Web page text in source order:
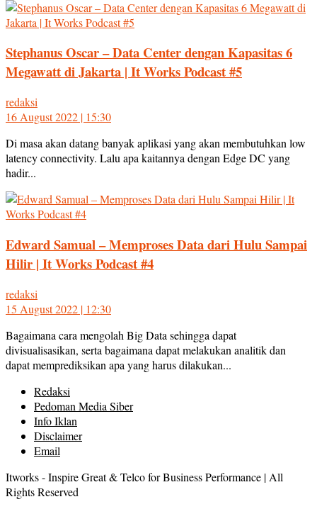
Stephanus Oscar – Data Center dengan Kapasitas 6
Megawatt di Jakarta | It Works Podcast #5
redaksi
16 August 2022 | 15:30
Di masa akan datang banyak aplikasi yang akan membutuhkan low
latency connectivity. Lalu apa kaitannya dengan Edge DC yang
hadir...
Edward Samual – Memproses Data dari Hulu Sampai
Hilir | It Works Podcast #4
redaksi
15 August 2022 | 12:30
Bagaimana cara mengolah Big Data sehingga dapat
divisualisasikan, serta bagaimana dapat melakukan analitik dan
dapat memprediksikan apa yang harus dilakukan...
Redaksi
Pedoman Media Siber
Info Iklan
Disclaimer
Email
Itworks - Inspire Great & Telco for Business Performance | All
Rights Reserved